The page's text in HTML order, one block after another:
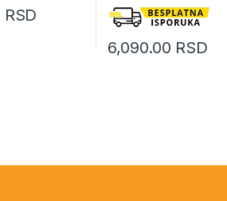
RSD
6,090.00 RSD